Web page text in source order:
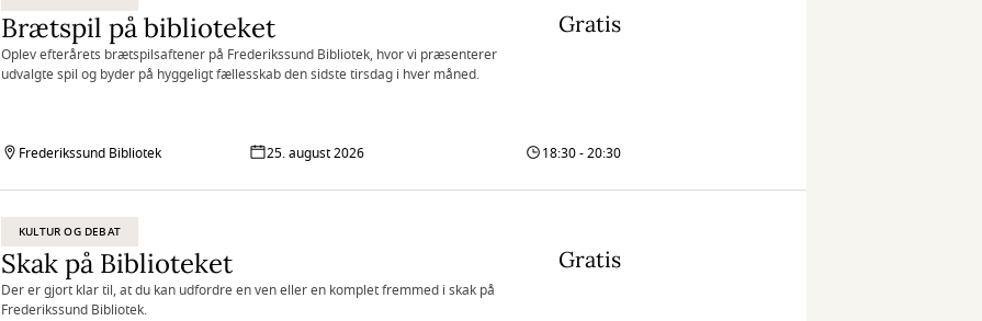
Brætspil på biblioteket
Oplev efterårets brætspilsaftener på Frederikssund Bibliotek, hvor vi præsenterer
udvalgte spil og byder på hyggeligt fællesskab den sidste tirsdag i hver måned.
Gratis
Frederikssund Bibliotek 25. august 2026 18:30 - 20:30
KULTUR OG DEBAT
Skak på Biblioteket
Der er gjort klar til, at du kan udfordre en ven eller en komplet fremmed i skak på
Frederikssund Bibliotek.
Gratis